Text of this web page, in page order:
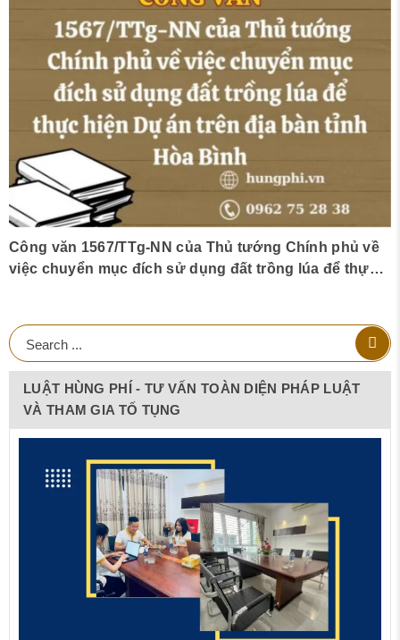
Công văn 1567/TTg-NN của Thủ tướng Chính phủ về
việc chuyển mục đích sử dụng đất trồng lúa để thực
LUẬT HÙNG PHÍ - TƯ VẤN TOÀN DIỆN PHÁP LUẬT
VÀ THAM GIA TỐ TỤNG